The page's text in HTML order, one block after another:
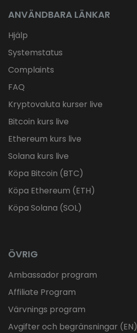
ANVÄNDBARA LÄNKAR
Hjälp
Systemstatus
Complaints
FAQ
Kryptovaluta kurser live
Bitcoin kurs live
Ethereum kurs live
Solana kurs live
Köpa Bitcoin (BTC)
Köpa Ethereum (ETH)
Köpa Solana (SOL)
ÖVRIG
Ambassador program
Affiliate Program
Värvnings program
Avgifter och begränsningar (EN)